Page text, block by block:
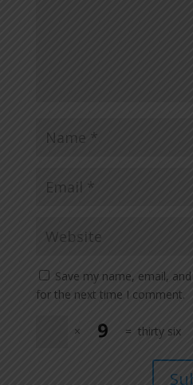
Save my name, email,
for the next time I comment.
× = thirty six